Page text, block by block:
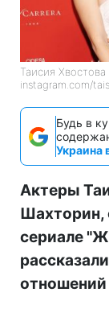
Таисия
instagram.com/
Будь в
Украина
Актеры
Шахторин,
сериале
отношений